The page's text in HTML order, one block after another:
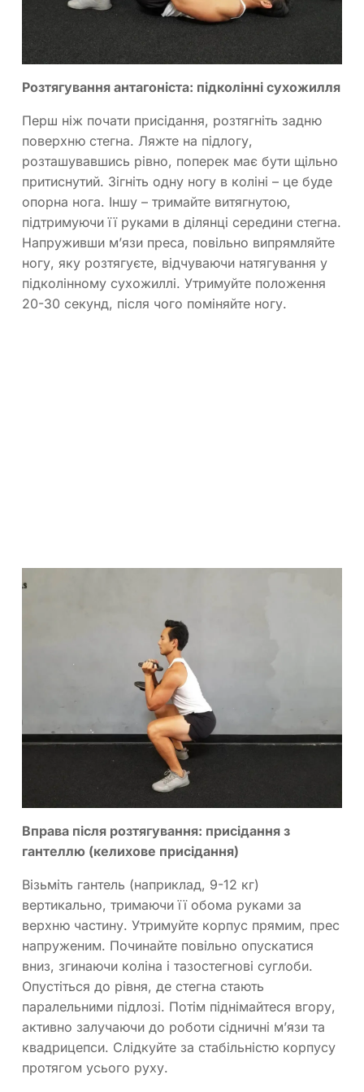
Розтягування антагоніста: підколінні сухожилля
Перш ніж почати присідання, розтягніть задню
поверхню стегна. Ляжте на підлогу,
розташувавшись рівно, поперек має бути щільно
притиснутий. Зігніть одну ногу в коліні – це буде
опорна нога. Іншу – тримайте витягнутою,
підтримуючи її руками в ділянці середини стегна.
Напруживши м’язи преса, повільно випрямляйте
ногу, яку розтягуєте, відчуваючи натягування у
підколінному сухожиллі. Утримуйте положення
20-30 секунд, після чого поміняйте ногу.
Вправа після розтягування: присідання з
гантеллю (келихове присідання)
Візьміть гантель (наприклад, 9-12 кг)
вертикально, тримаючи її обома руками за
верхню частину. Утримуйте корпус прямим, прес
напруженим. Починайте повільно опускатися
вниз, згинаючи коліна і тазостегнові суглоби.
Опустіться до рівня, де стегна стають
паралельними підлозі. Потім піднімайтеся вгору,
активно залучаючи до роботи сідничні м’язи та
квадрицепси. Слідкуйте за стабільністю корпусу
протягом усього руху.